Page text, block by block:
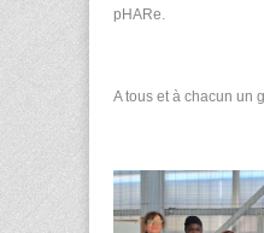
pHARe.
A tous et à chacun un